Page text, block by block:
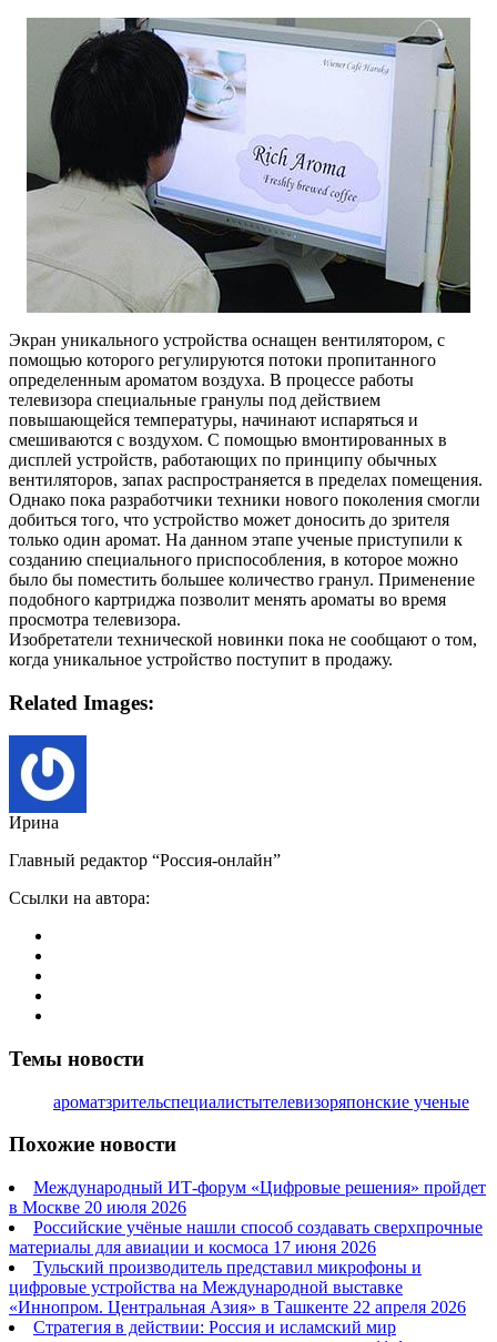
Экран уникального устройства оснащен вентилятором, с
помощью которого регулируются потоки пропитанного
определенным ароматом воздуха. В процессе работы
телевизора специальные гранулы под действием
повышающейся температуры, начинают испаряться и
смешиваются с воздухом. С помощью вмонтированных в
дисплей устройств, работающих по принципу обычных
вентиляторов, запах распространяется в пределах помещения.
Однако пока разработчики техники нового поколения смогли
добиться того, что устройство может доносить до зрителя
только один аромат. На данном этапе ученые приступили к
созданию специального приспособления, в которое можно
было бы поместить большее количество гранул. Применение
подобного картриджа позволит менять ароматы во время
просмотра телевизора.
Изобретатели технической новинки пока не сообщают о том,
когда уникальное устройство поступит в продажу.
Related Images:
Ирина
Главный редактор “Россия-онлайн”
Ссылки на автора:
Темы новости
ароматзрительспециалистытелевизоряпонские ученые
Похожие новости
Международный ИТ-форум «Цифровые решения» пройдет
в Москве 20 июля 2026
Российские учёные нашли способ создавать сверхпрочные
материалы для авиации и космоса 17 июня 2026
Тульский производитель представил микрофоны и
цифровые устройства на Международной выставке
«Иннопром. Центральная Азия» в Ташкенте 22 апреля 2026
Стратегия в действии: Россия и исламский мир